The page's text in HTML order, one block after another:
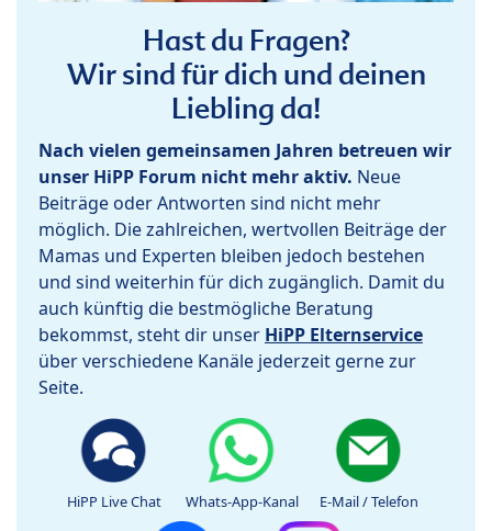
Hast du Fragen?
Wir sind für dich und deinen
Liebling da!
Nach vielen gemeinsamen Jahren betreuen wir
unser HiPP Forum nicht mehr aktiv. Neue
Beiträge oder Antworten sind nicht mehr
möglich. Die zahlreichen, wertvollen Beiträge der
Mamas und Experten bleiben jedoch bestehen
und sind weiterhin für dich zugänglich. Damit du
auch künftig die bestmögliche Beratung
bekommst, steht dir unser HiPP Elternservice
über verschiedene Kanäle jederzeit gerne zur
Seite.
HiPP Live Chat Whats-App-Kanal E-Mail / Telefon